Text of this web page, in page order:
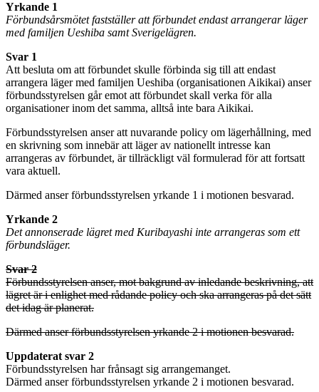
Yrkande 1
Förbundsårsmötet fastställer att förbundet endast arrangerar läger
med familjen Ueshiba samt Sverigelägren.
Svar 1
Att besluta om att förbundet skulle förbinda sig till att endast
arrangera läger med familjen Ueshiba (organisationen Aikikai) anser
förbundsstyrelsen går emot att förbundet skall verka för alla
organisationer inom det samma, alltså inte bara Aikikai.
Förbundsstyrelsen anser att nuvarande policy om lägerhållning, med
en skrivning som innebär att läger av nationellt intresse kan
arrangeras av förbundet, är tillräckligt väl formulerad för att fortsatt
vara aktuell.
Därmed anser förbundsstyrelsen yrkande 1 i motionen besvarad.
Yrkande 2
Det annonserade lägret med Kuribayashi inte arrangeras som ett
förbundsläger.
Svar 2
Förbundsstyrelsen anser, mot bakgrund av inledande beskrivning, att
lägret är i enlighet med rådande policy och ska arrangeras på det sätt
det idag är planerat.
Därmed anser förbundsstyrelsen yrkande 2 i motionen besvarad.
Uppdaterat svar 2
Förbundsstyrelsen har frånsagt sig arrangemanget.
Därmed anser förbundsstyrelsen yrkande 2 i motionen besvarad.